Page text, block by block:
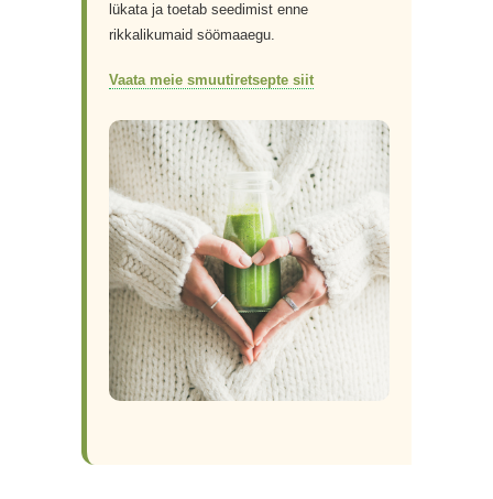
lükata ja toetab seedimist enne
rikkalikumaid söömaaegu.
Vaata meie smuutiretsepte siit